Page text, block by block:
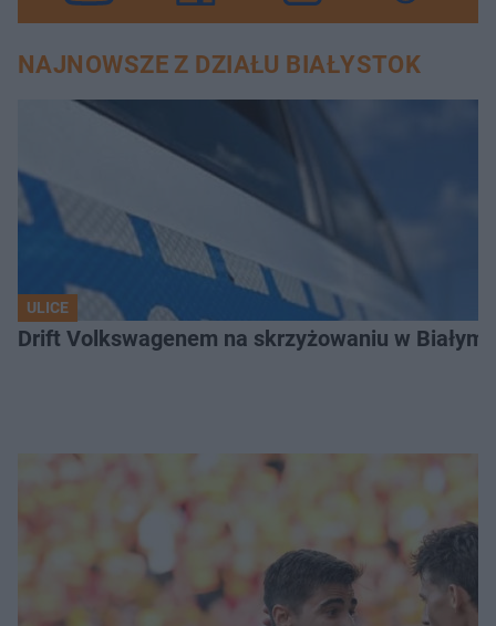
NAJNOWSZE Z DZIAŁU BIAŁYSTOK
ULICE
Drift Volkswagenem na skrzyżowaniu w